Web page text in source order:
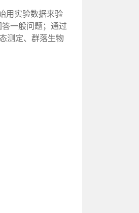
用实验数据来验
一般问题；通过
测定、群落生物